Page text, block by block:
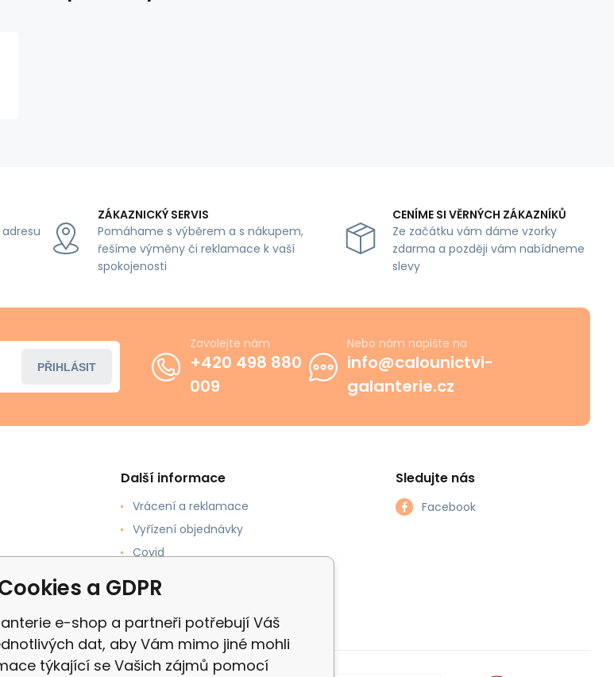
ZÁKAZNICKÝ SERVIS
Pomáhame s výběrem a s nákupem,
řešíme výměny či reklamace k vaší
spokojenosti
CENÍME SI VĚRNÝCH ZÁKAZNÍKŮ
Ze začátku vám dáme vzorky
zdarma a později vám nabídneme
slevy
PŘIHLÁSIT
Zavolejte nám
+420 498 880
009
Nebo nám napište na
info@calounictvi-
galanterie.cz
Další informace
Vrácení a reklamace
Vyřízení objednávky
Covid
Sledujte nás
Facebook
a GDPR
e-shop a partneři potřebují Váš
dat, aby Vám mimo jiné mohli
týkající se Vašich zájmů pomocí